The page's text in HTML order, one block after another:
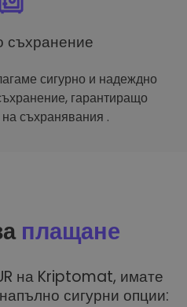
съхранение
сигурно и надеждно
гарантиращо
съхранявания .
плащане
на Kriptomat, имате
сигурни опции: